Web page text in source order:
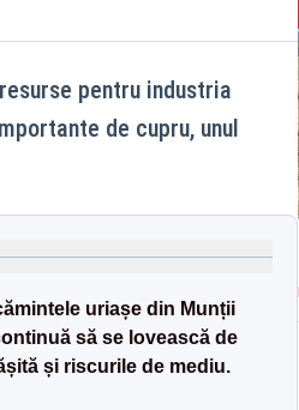
pentru industria
de cupru, unul
uriașe din Munții
să se lovească de
și riscurile de mediu.